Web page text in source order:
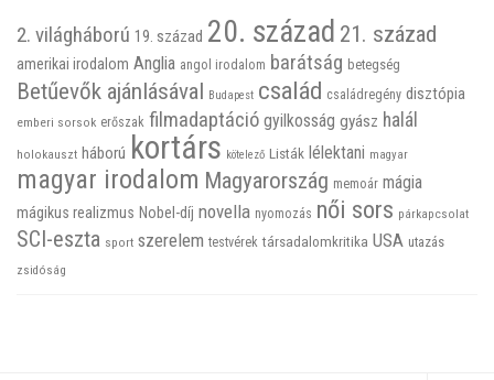
2. világháború 19. század 20. század 21. század
amerikai irodalom Anglia angol irodalom barátság betegség
Betűevők ajánlásával Budapest család családregény disztópia
emberi sorsok erőszak filmadaptáció gyilkosság gyász halál
holokauszt háború kortárs kötelező Listák lélektani magyar
magyar irodalom Magyarország memoár mágia
mágikus realizmus Nobel-díj novella nyomozás női sors párkapcsolat
SCI-eszta sport szerelem testvérek társadalomkritika USA utazás
zsidóság